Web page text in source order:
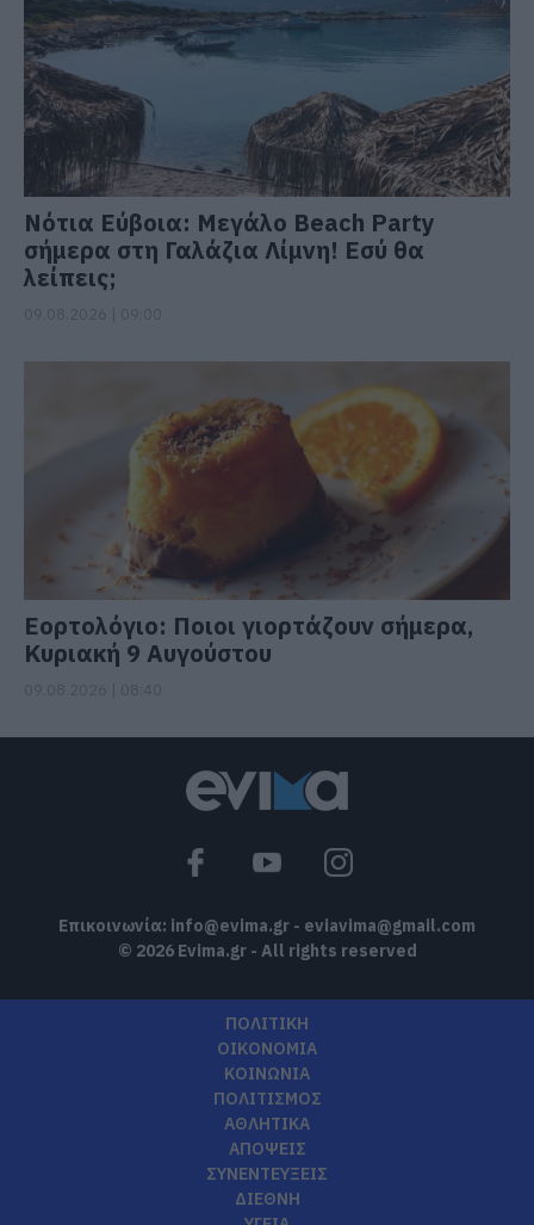
Νότια Εύβοια: Μεγάλο Beach Party
σήμερα στη Γαλάζια Λίμνη! Εσύ θα
λείπεις;
Εορτολόγιο: Ποιοι γιορτάζουν σήμερα,
Κυριακή 9 Αυγούστου
Επικοινωνία: info@evima.gr - eviavima@gmail.com
© 2026 Evima.gr - All rights reserved
ΠΟΛΙΤΙΚΗ
ΟΙΚΟΝΟΜΙΑ
ΚΟΙΝΩΝΙΑ
ΠΟΛΙΤΙΣΜΟΣ
ΑΘΛΗΤΙΚΑ
ΑΠΟΨΕΙΣ
ΣΥΝΕΝΤΕΥΞΕΙΣ
ΔΙΕΘΝΗ